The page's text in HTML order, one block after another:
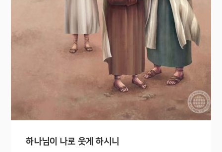
하나님이 나로 웃게 하시니